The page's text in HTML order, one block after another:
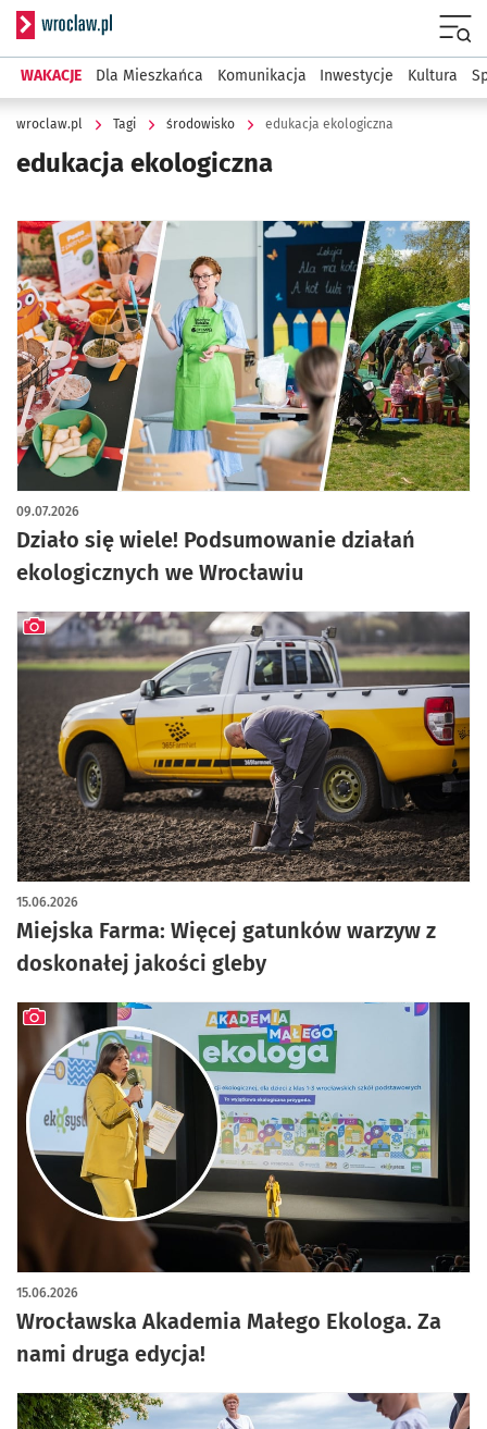
Serwis informacyjny wroclaw.pl
WAKACJE Dla Mieszkańca Komunikacja Inwestycje Kultura
wroclaw.pl Tagi środowisko edukacja ekologiczna
edukacja ekologiczna
Działo się wiele! Podsumowanie działań
ekologicznych we Wrocławiu
09.07.2026
Miejska Farma: Więcej gatunków warzyw z
doskonałej jakości gleby
15.06.2026
artykuł z galerią zdjęć
Wrocławska Akademia Małego Ekologa. Za
nami druga edycja!
15.06.2026
artykuł z galerią zdjęć